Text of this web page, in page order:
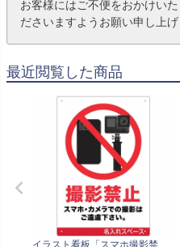
お客様にはご不便をおかけい
ださいますようお願い申し上げ
最近閲覧した商品
イラスト看板「スマホ撮影禁